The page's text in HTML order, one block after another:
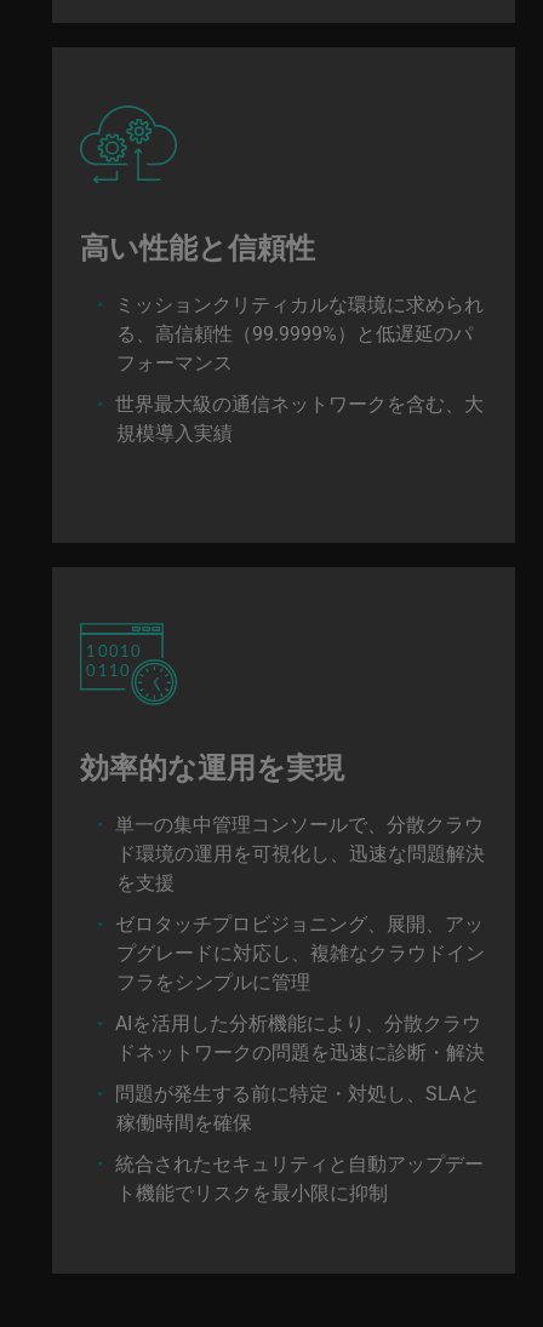
高い性能と信頼性
ミッションクリティカルな環境に求められ
る、高信頼性（99.9999%）と低遅延のパ
フォーマンス
世界最大級の通信ネットワークを含む、大
規模導入実績
10010
0110
効率的な運用を実現
単一の集中管理コンソールで、分散クラウ
ド環境の運用を可視化し、迅速な問題解決
を支援
ゼロタッチプロビジョニング、展開、アッ
プグレードに対応し、複雑なクラウドイン
フラをシンプルに管理
AIを活用した分析機能により、分散クラウ
ドネットワークの問題を迅速に診断・解決
問題が発生する前に特定・対処し、SLAと
稼働時間を確保
統合されたセキュリティと自動アップデー
ト機能でリスクを最小限に抑制